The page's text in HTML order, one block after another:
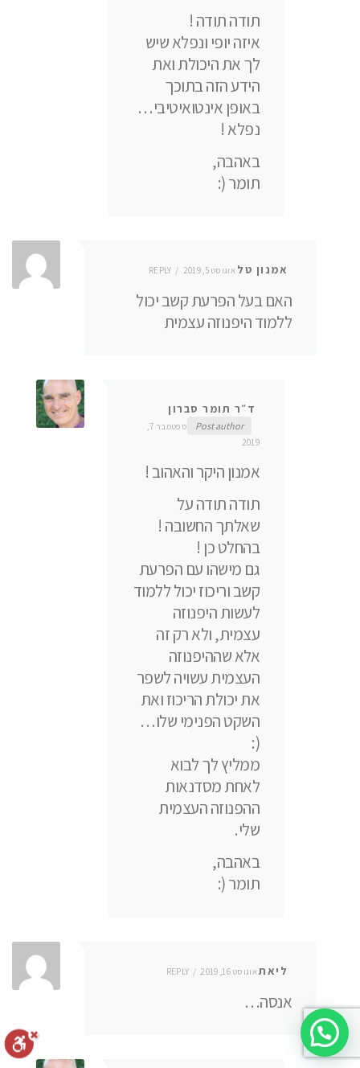
תודה תודה !
איזה יופי ונפלא שיש
לך את היכולת ואת
הידע הזה בתוכך
באופן אינטואיטיבי…
נפלא !
באהבה,
תומר (:
אמנון טל אוגוסט 5, 2019 REPLY
האם בעל הפרעת קשב יכול
ללמוד היפנוזה עצמית
ד״ר תומר סברון
Post author
ספטמבר 7,
2019
אמנון היקר והאהוב !
תודה תודה על
שאלתך החשובה !
בהחלט כן !
גם מישהו עם הפרעת
קשב וריכוז יכול ללמוד
לעשות היפנוזה
עצמית, ולא רק זה
אלא שההיפנוזה
העצמית עשויה לשפר
את יכולת הריכוז ואת
השקט הפנימי שלו…
(:
ממליץ לך לבוא
לאחת מסדנאות
ההפנוזה העצמית
שלי.
באהבה,
תומר (:
ליאת אוגוסט 16, 2019 REPLY
אנסה…